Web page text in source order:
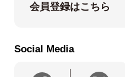
会員登録はこちら
Social Media